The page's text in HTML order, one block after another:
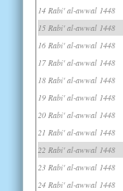
14 Rabi' al-awwal 1448
15 Rabi' al-awwal 1448
16 Rabi' al-awwal 1448
17 Rabi' al-awwal 1448
18 Rabi' al-awwal 1448
19 Rabi' al-awwal 1448
20 Rabi' al-awwal 1448
21 Rabi' al-awwal 1448
22 Rabi' al-awwal 1448
23 Rabi' al-awwal 1448
24 Rabi' al-awwal 1448